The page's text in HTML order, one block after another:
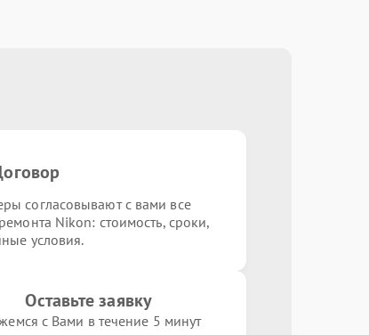
согласовывают с вами все
Nikon: стоимость, сроки,
условия.
Оставьте заявку
с Вами в течение 5 минут